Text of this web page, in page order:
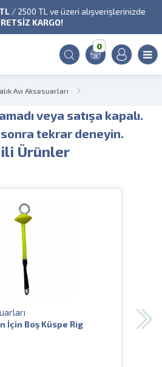
/ 2500 TL ve üzeri alışverişlerinizde
KARGO!
0
Avı Aksesuarları
veya satışa kapalı.
tekrar deneyin.
Ürünler
Küspe Rig